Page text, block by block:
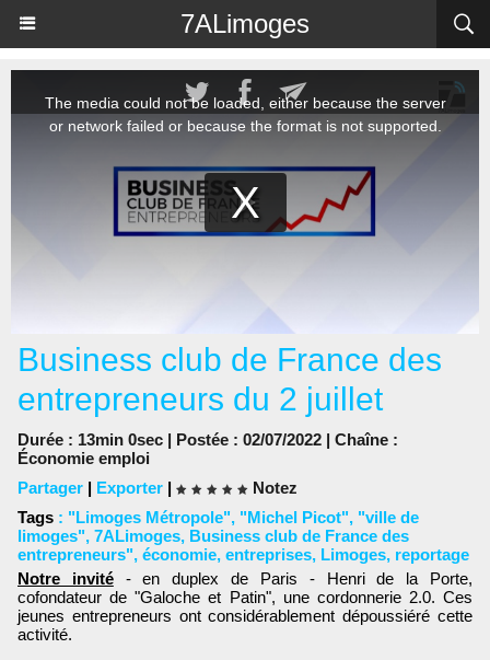
7ALimoges
Business club de France des
entrepreneurs du 2 juillet
Durée : 13min 0sec | Postée : 02/07/2022 | Chaîne :
Économie emploi
Partager | Exporter |
Notez
Tags : "Limoges Métropole", "Michel Picot", "ville de
limoges", 7ALimoges, Business club de France des
entrepreneurs", économie, entreprises, Limoges, reportage
Notre invité- en duplex de Paris - Henri de la Porte,
cofondateur de "Galoche et Patin", une cordonnerie 2.0. Ces
jeunes entrepreneurs ont considérablement dépoussiéré cette
activité.